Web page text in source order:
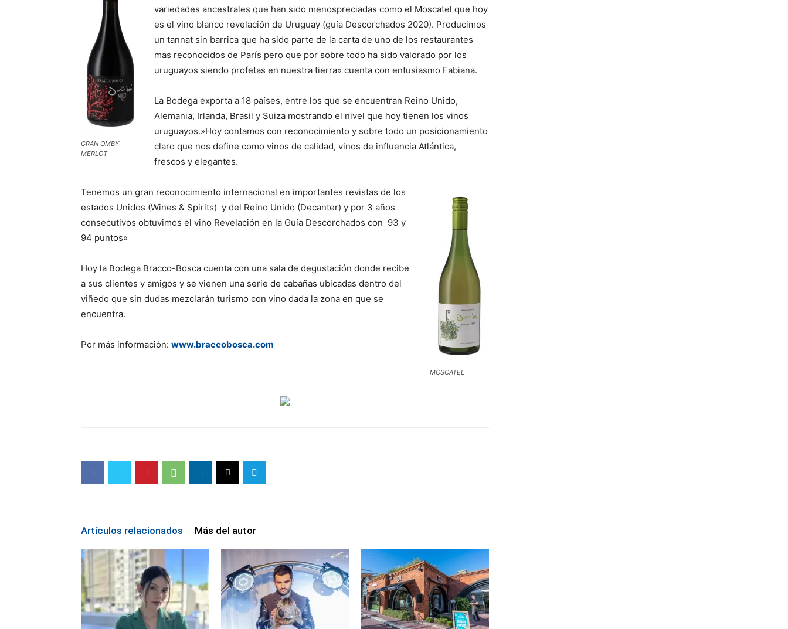
GRAN OMBY
MERLOT
variedades ancestrales que han sido menospreciadas como el Moscatel que hoy
es el vino blanco revelación de Uruguay (guía Descorchados 2020). Producimos
un tannat sin barrica que ha sido parte de la carta de uno de los restaurantes
mas reconocidos de París pero que por sobre todo ha sido valorado por los
uruguayos siendo profetas en nuestra tierra» cuenta con entusiasmo Fabiana.
La Bodega exporta a 18 países, entre los que se encuentran Reino Unido,
Alemania, Irlanda, Brasil y Suiza mostrando el nivel que hoy tienen los vinos
uruguayos.»Hoy contamos con reconocimiento y sobre todo un posicionamiento
claro que nos define como vinos de calidad, vinos de influencia Atlántica,
frescos y elegantes.
MOSCATEL
Tenemos un gran reconocimiento internacional en importantes revistas de los
estados Unidos (Wines & Spirits) y del Reino Unido (Decanter) y por 3 años
consecutivos obtuvimos el vino Revelación en la Guía Descorchados con 93 y
94 puntos»
Hoy la Bodega Bracco-Bosca cuenta con una sala de degustación donde recibe
a sus clientes y amigos y se vienen una serie de cabañas ubicadas dentro del
viñedo que sin dudas mezclarán turismo con vino dada la zona en que se
encuentra.
Por más información: www.braccobosca.com
Artículos relacionados Más del autor